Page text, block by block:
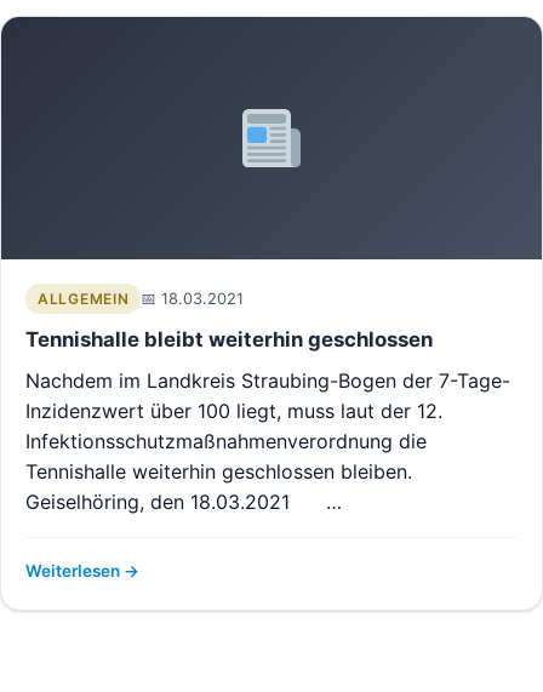
ALLGEMEIN 18.03.2021
Tennishalle bleibt weiterhin geschlossen
Nachdem im Landkreis Straubing-Bogen der 7-Tage-
Inzidenzwert über 100 liegt, muss laut der 12.
Infektionsschutzmaßnahmenverordnung die
Tennishalle weiterhin geschlossen bleiben.
Geiselhöring, den 18.03.2021 …
Weiterlesen